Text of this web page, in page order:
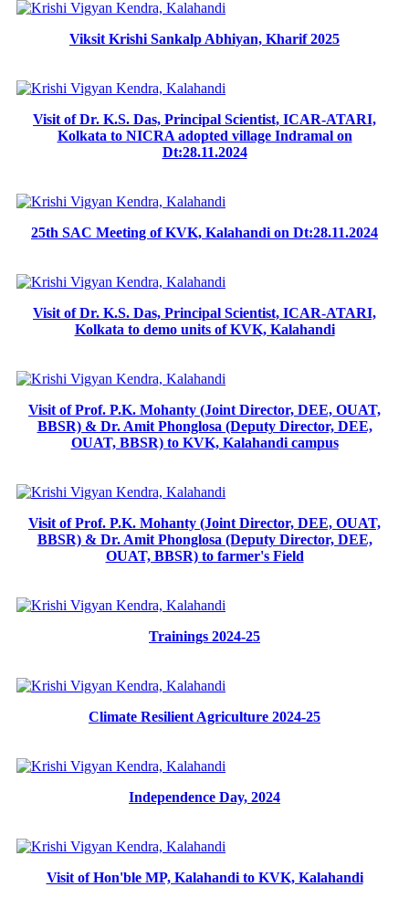
Viksit Krishi Sankalp Abhiyan, Kharif 2025
Visit of Dr. K.S. Das, Principal Scientist, ICAR-ATARI,
Kolkata to NICRA adopted village Indramal on
Dt:28.11.2024
25th SAC Meeting of KVK, Kalahandi on Dt:28.11.2024
Visit of Dr. K.S. Das, Principal Scientist, ICAR-ATARI,
Kolkata to demo units of KVK, Kalahandi
Visit of Prof. P.K. Mohanty (Joint Director, DEE, OUAT,
BBSR) & Dr. Amit Phonglosa (Deputy Director, DEE,
OUAT, BBSR) to KVK, Kalahandi campus
Visit of Prof. P.K. Mohanty (Joint Director, DEE, OUAT,
BBSR) & Dr. Amit Phonglosa (Deputy Director, DEE,
OUAT, BBSR) to farmer's Field
Trainings 2024-25
Climate Resilient Agriculture 2024-25
Independence Day, 2024
Visit of Hon'ble MP, Kalahandi to KVK, Kalahandi